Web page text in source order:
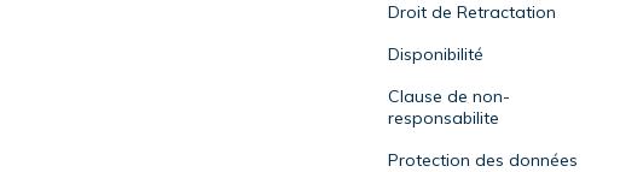
Droit de Retractation
Disponibilité
Clause de non-
responsabilite
Protection des données